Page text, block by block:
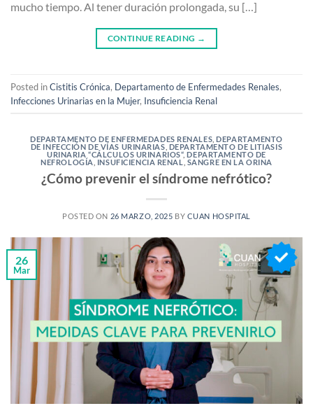
mucho tiempo. Al tener duración prolongada, su […]
CONTINUE READING →
Posted inCistitis Crónica, Departamento de Enfermedades Renales,
Infecciones Urinarias en la Mujer, Insuficiencia Renal
DEPARTAMENTO DE ENFERMEDADES RENALES ,DEPARTAMENTO
DE INFECCIÓN DE VÍAS URINARIAS DEPARTAMENTO DE LITIASIS
URINARIA “CÁLCULOS URINARIOS“,DEPARTAMENTO DE
NEFROLOGÍA INSUFICIENCIA RENAL SANGRE EN LA ORINA
¿Cómo prevenir el síndrome nefrótico?
POSTED ON 26 MARZO, 2025 BY CUAN HOSPITAL
26
Mar